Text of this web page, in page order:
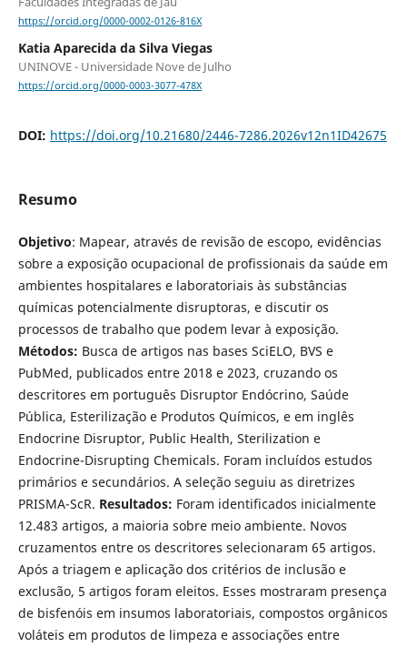
https://orcid.org/0000-0002-0126-816X
Katia Aparecida da Silva Viegas
UNINOVE - Universidade Nove de Julho
https://orcid.org/0000-0003-3077-478X
DOI: https://doi.org/10.21680/2446-7286.2026v12n1ID42675
Resumo
Objetivo: Mapear, através de revisão de escopo, evidências
sobre a exposição ocupacional de profissionais da saúde em
ambientes hospitalares e laboratoriais às substâncias
químicas potencialmente disruptoras, e discutir os
processos de trabalho que podem levar à exposição.
Métodos: Busca de artigos nas bases SciELO, BVS e
PubMed, publicados entre 2018 e 2023, cruzando os
descritores em português Disruptor Endócrino, Saúde
Pública, Esterilização e Produtos Químicos, e em inglês
Endocrine Disruptor, Public Health, Sterilization e
Endocrine-Disrupting Chemicals. Foram incluídos estudos
primários e secundários. A seleção seguiu as diretrizes
PRISMA-ScR. Resultados: Foram identificados inicialmente
12.483 artigos, a maioria sobre meio ambiente. Novos
cruzamentos entre os descritores selecionaram 65 artigos.
Após a triagem e aplicação dos critérios de inclusão e
exclusão, 5 artigos foram eleitos. Esses mostraram presença
de bisfenóis em insumos laboratoriais, compostos orgânicos
voláteis em produtos de limpeza e associações entre